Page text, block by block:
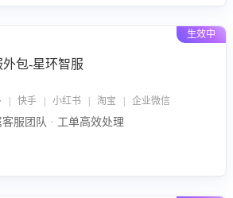
生效中
包-星环智服
| 快手 | 小红书 | 淘宝 | 企业微信
服团队 · 工单高效处理